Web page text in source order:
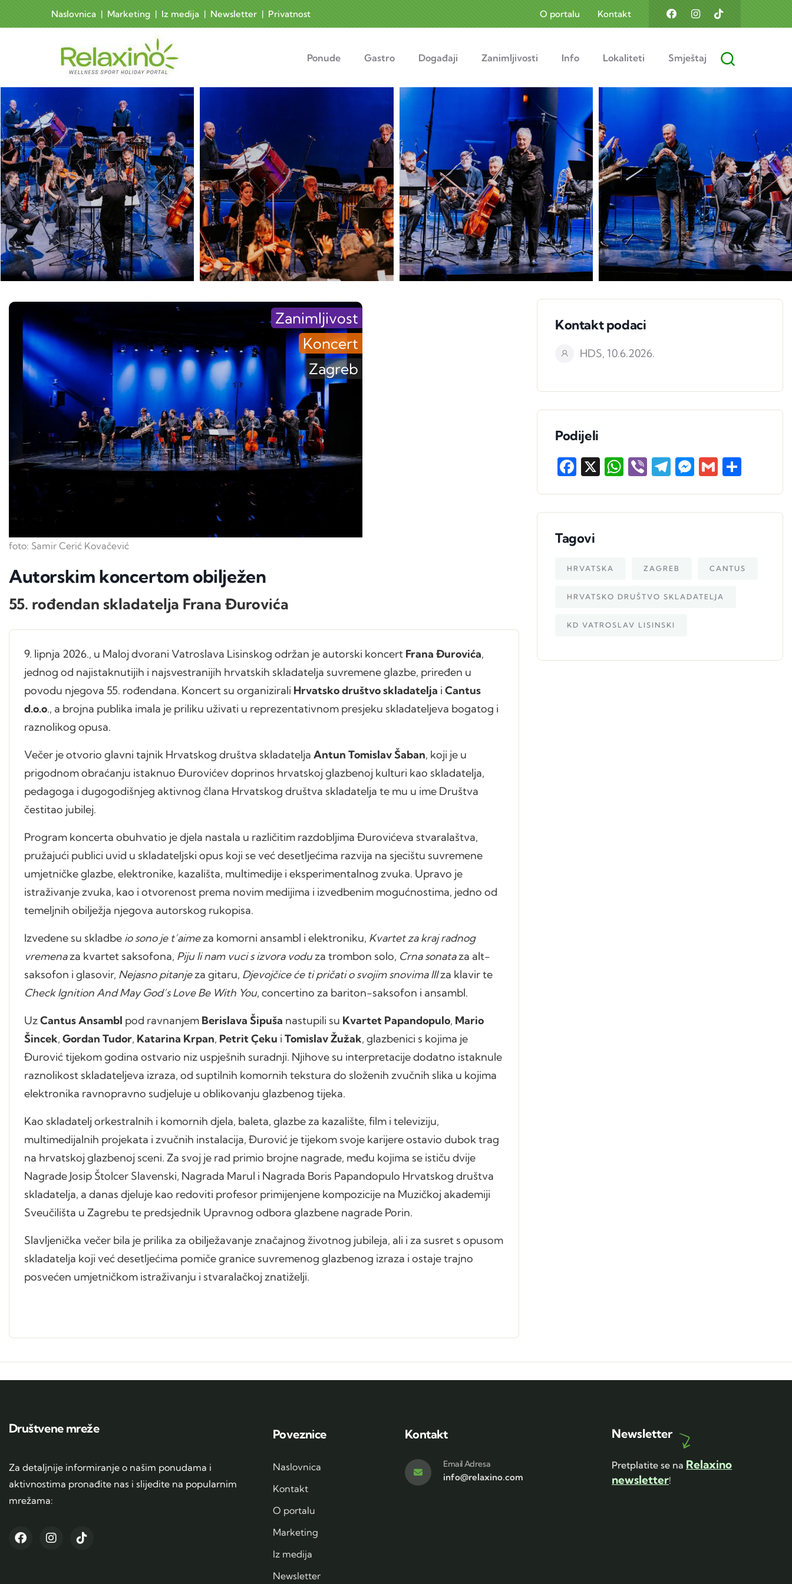
Skoči na glavni sadržaj
Naslovnica | Marketing | Iz medija | Newsletter | Privatnost O portalu Kontakt
Ponude Gastro Događaji Zanimljivosti Info Lokaliteti Smještaj
foto: Samir Cerić Kovačević
Zanimljivost
Koncert
Zagreb
Autorskim koncertom obilježen
55. rođendan skladatelja Frana Đurovića
9. lipnja 2026., u Maloj dvorani Vatroslava Lisinskog održan je autorski koncert Frana Đurovića,
jednog od najistaknutijih i najsvestranijih hrvatskih skladatelja suvremene glazbe, priređen u
povodu njegova 55. rođendana. Koncert su organizirali Hrvatsko društvo skladatelja i Cantus
d.o.o., a brojna publika imala je priliku uživati u reprezentativnom presjeku skladateljeva bogatog i
raznolikog opusa.
Večer je otvorio glavni tajnik Hrvatskog društva skladatelja Antun Tomislav Šaban, koji je u
prigodnom obraćanju istaknuo Đurovićev doprinos hrvatskoj glazbenoj kulturi kao skladatelja,
pedagoga i dugogodišnjeg aktivnog člana Hrvatskog društva skladatelja te mu u ime Društva
čestitao jubilej.
Program koncerta obuhvatio je djela nastala u različitim razdobljima Đurovićeva stvaralaštva,
pružajući publici uvid u skladateljski opus koji se već desetljećima razvija na sjecištu suvremene
umjetničke glazbe, elektronike, kazališta, multimedije i eksperimentalnog zvuka. Upravo je
istraživanje zvuka, kao i otvorenost prema novim medijima i izvedbenim mogućnostima, jedno od
temeljnih obilježja njegova autorskog rukopisa.
Izvedene su skladbe io sono je t’aimeza komorni ansambl i elektroniku, Kvartet za kraj radnog
vremenaza kvartet saksofona, Piju li nam vuci s izvora voduza trombon solo, Crna sonataza alt-
saksofon i glasovir, Nejasno pitanjeza gitaru, Djevojčice će ti pričati o svojim snovima IIIza klavir te
Check Ignition And May God’s Love Be With You, concertino za bariton-saksofon i ansambl.
UzCantus Ansambl pod ravnanjem Berislava Šipuša nastupili su Kvartet Papandopulo, Mario
Šincek, Gordan Tudor, Katarina Krpan, Petrit Çeku i Tomislav Žužak, glazbenici s kojima je
Đurović tijekom godina ostvario niz uspješnih suradnji. Njihove su interpretacije dodatno istaknule
raznolikost skladateljeva izraza, od suptilnih komornih tekstura do složenih zvučnih slika u kojima
elektronika ravnopravno sudjeluje u oblikovanju glazbenog tijeka.
Kao skladatelj orkestralnih i komornih djela, baleta, glazbe za kazalište, film i televiziju,
multimedijalnih projekata i zvučnih instalacija, Đurović je tijekom svoje karijere ostavio dubok trag
na hrvatskoj glazbenoj sceni. Za svoj je rad primio brojne nagrade, među kojima se ističu dvije
Nagrade Josip Štolcer Slavenski, Nagrada Marul i Nagrada Boris Papandopulo Hrvatskog društva
skladatelja, a danas djeluje kao redoviti profesor primijenjene kompozicije na Muzičkoj akademiji
Sveučilišta u Zagrebu te predsjednik Upravnog odbora glazbene nagrade Porin.
Slavljenička večer bila je prilika za obilježavanje značajnog životnog jubileja, ali i za susret s opusom
skladatelja koji već desetljećima pomiče granice suvremenog glazbenog izraza i ostaje trajno
posvećen umjetničkom istraživanju i stvaralačkoj znatiželji.
Kontakt podaci
HDS, 10.6.2026.
Podijeli
Facebook
X WhatsApp
ViberTelegram
Messenger
Gmail
Tagovi
HRVATSKA ZAGREB CANTUS
HRVATSKO DRUŠTVO SKLADATELJA
KD VATROSLAV LISINSKI
Društvene mreže
Za detaljnije informiranje o našim ponudama i
aktivnostima pronađite nas i slijedite na popularnim
mrežama:
Poveznice
Naslovnica
Kontakt
O portalu
Marketing
Iz medija
Newsletter
Kontakt
Email Adresa
info@relaxino.com
Newsletter
Pretplatite se na Relaxino
newsletter!